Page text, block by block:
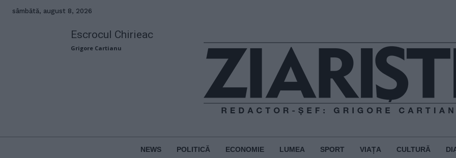
sâmbătă, august 8, 2026
Escrocul Chirieac
Grigore Cartianu
NEWS POLITICĂ ECONOMIE LUMEA SPORT VIAȚA CULTURĂ